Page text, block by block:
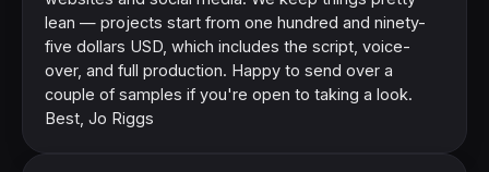
lean — projects start from one hundred and ninety-
five dollars USD, which includes the script, voice-
over, and full production. Happy to send over a
couple of samples if you're open to taking a look.
Best, Jo Riggs